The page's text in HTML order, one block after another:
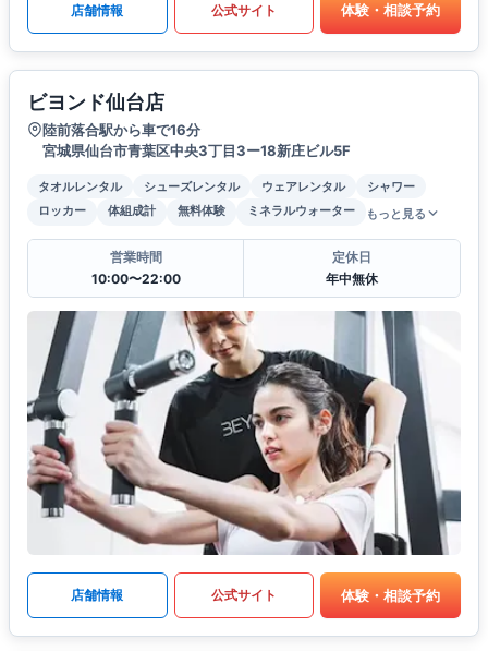
店舗情報 公式サイト 体験・相談予約
ビヨンド仙台店
陸前落合駅から車で16分
宮城県仙台市青葉区中央3丁目3ー18新庄ビル5F
タオルレンタル シューズレンタル ウェアレンタル
シャワー
ロッカー
体組成計 無料体験 ミネラルウォーター もっと見る
営業時間
10:00〜22:00
定休日
年中無休
店舗情報 公式サイト 体験・相談予約